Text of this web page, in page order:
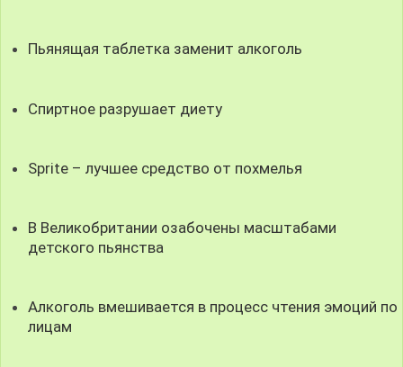
Пьянящая таблетка заменит алкоголь
Спиртное разрушает диету
Sprite – лучшее средство от похмелья
В Великобритании озабочены масштабами
детского пьянства
Алкоголь вмешивается в процесс чтения эмоций по
лицам